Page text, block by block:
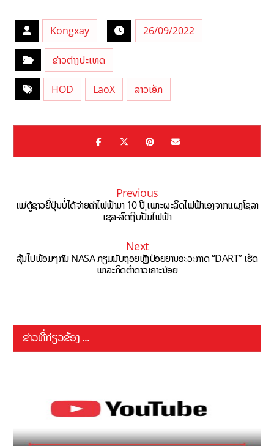
Kongxay 26/09/2022
ຂ່າວຕ່າງປະເທດ
HOD LaoX ລາວເອັກ
Previous
ແມ່ຕູ້ຊາວຍີ່ປຸ່ນບໍ່ໄດ້ຈ່າຍຄ່າໄຟຟ້າມາ 10 ປີ ເພາະຜະລິດໄຟຟ້າເອງຈາກແຜງໂຊລາ
ເຊລ-ລົດຖີບປັ່ນໄຟຟ້າ
Next
ລຸ້ນໄປພ້ອມໆກັນ NASA ກຽມນັບຖອຍຫຼັງປ່ອຍຍານອະວະກາດ “DART” ເຮັດ
ພາລະກິດຕຳດາວເຄາະນ້ອຍ
ຂ່າວທີ່ກ່ຽວຂ້ອງ ...